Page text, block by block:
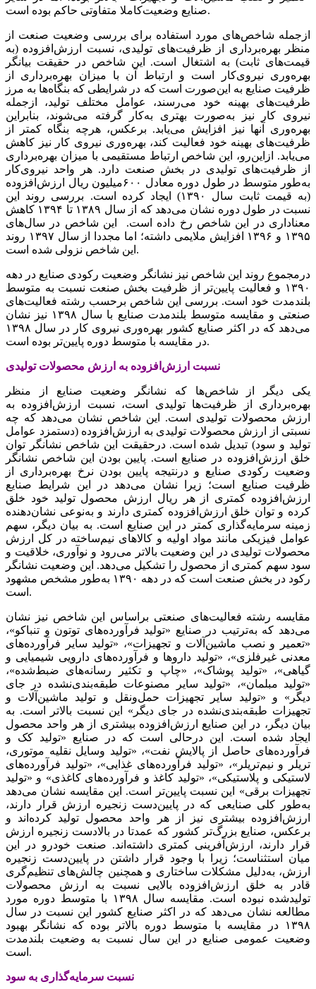
صنایع‌‌‌ وضعیت‌‌‌کاملا متفاوتی‌‌‌ حاکم‌‌‌ بوده است‌‌‌.
ازجمله‌‌‌ شاخص‌‌‌های‌‌‌ مورد استفاده برای‌‌‌ بررسی‌‌‌ وضعیت‌‌‌ صنعت‌‌‌ از
منظر بهره‌برداری‌‌‌ از ظرفیت‌‌‌های‌‌‌ تولیدی‌‌‌، نسبت‌‌‌ ارزش‌افزوده (به‌‌‌
قیمت‌های‌‌‌ ثابت‌‌‌) به‌‌‌ اشتغال است‌‌‌. این‌‌‌ شاخص‌‌‌ در حقیقت‌‌‌ بیانگر
بهره‌وری‌‌‌ نیروی‌‌‌کار است‌‌‌ و ارتباط آن با میزان بهره‌برداری‌‌‌ از
ظرفیت‌‌‌ صنایع‌‌‌ به‌‌‌ این‌‌‌صورت است‌‌‌ که‌‌‌ در شرایطی‌‌‌ که‌‌‌ بنگاه‌ها به‌‌‌ مرز
ظرفیت‌‌‌های‌‌‌ بهینه‌‌‌ خود می‌‌‌رسند، عوامل‌‌‌ مختلف‌‌‌ تولید، ازجمله‌‌‌
نیروی‌‌‌ کار نیز به‌‌‌صورت بهتری‌‌‌ به‌‌‌کار گرفته‌‌‌ می‌‌‌شوند، بنابراین‌‌‌
بهره‌وری‌‌‌ آنها نیز افزایش‌‌‌ می‌‌‌یابد. برعکس‌‌‌، هرچه‌‌‌ بنگاه کمتر از
ظرفیت‌‌‌های‌‌‌ بهینه‌‌‌ خود فعالیت‌‌‌ کند، بهره‌وری‌‌‌ نیروی‌‌‌ کار نیز کاهش‌‌‌
می‌‌‌یابد. ازاین‌‌‌رو، این‌‌‌ شاخص‌‌‌ ارتباط مستقیمی‌‌‌ با میزان بهره‌‌‌برداری‌‌‌
از ظرفیت‌‌‌های‌‌‌ تولیدی‌‌‌ در بخش‌‌‌ صنعت‌‌‌ دارد. هر واحد نیروی‌‌‌کار
به‌‌‌طور متوسط‌‌‌ در طول دوره معادل ۶٠٠میلیون ریال ارزش‌افزوده
(به‌‌‌ قیمت‌‌‌ ثابت‌‌‌ سال ١٣٩٠) ایجاد کرده است‌‌‌. بررسی‌‌‌ روند این‌‌‌
نسبت‌‌‌ در طول دوره نشان می‌دهد که‌‌‌ از سال ١٣٨٩ تا ١٣٩۴ کاهش‌‌‌
معناداری‌‌‌ در این‌‌‌ شاخص‌‌‌ رخ داده است‌‌‌. این‌‌‌ شاخص‌‌‌ در سال‌های‌‌‌
١٣٩۵ و ١٣٩۶ افزایش‌‌‌ ملایمی‌‌‌ داشته؛ اما مجددا از سال ١٣٩٧ روند
این‌‌‌ شاخص‌‌‌ نزولی‌‌‌ شده است‌‌‌.
درمجموع روند این‌‌‌ شاخص‌‌‌ نیز نشانگر وضعیت‌‌‌ رکودی‌‌‌ صنایع‌‌‌ در دهه‌‌‌
١٣٩٠ و فعالیت‌‌‌ پایین‌‌‌تر از ظرفیت‌‌‌ بخش‌‌‌ صنعت‌‌‌ نسبت‌‌‌ به‌‌‌ متوسط‌‌‌
بلندمدت خود است‌‌‌. بررسی‌‌‌ این‌‌‌ شاخص‌‌‌ برحسب‌‌‌ رشته‌‌‌ فعالیت‌‌‌های‌‌‌
صنعتی‌‌‌ و مقایسه‌‌‌ متوسط‌‌‌ بلندمدت صنایع‌‌‌ با سال ١٣٩٨ نیز نشان
می‌دهد که‌‌‌ در اکثر صنایع‌‌‌ کشور بهره‌وری‌‌‌ نیروی‌‌‌ کار در سال ١٣٩٨
در مقایسه‌‌‌ با متوسط‌‌‌ دوره پایین‌‌‌تر بوده است‌‌‌.
یکی‌‌‌ دیگر از شاخص‌‌‌ها که‌‌‌ نشانگر وضعیت‌‌‌ صنایع‌‌‌ از منظر
بهره‌برداری‌‌‌ از ظرفیت‌‌‌ها تولیدی‌‌‌ است‌‌‌، نسبت‌‌‌ ارزش‌افزوده به‌‌‌
ارزش محصولات تولیدی‌‌‌ است‌. این‌‌‌ شاخص‌‌‌ نشان می‌دهد که‌‌‌ چه‌‌‌
نسبتی‌‌‌ از ارزش محصولات تولیدی‌‌‌ به‌‌‌ ارزش‌افزوده (دستمزد عوامل‌‌‌
تولید و سود) تبدیل‌‌‌ شده است‌‌‌. درحقیقت‌‌‌ این‌‌‌ شاخص‌‌‌ نشانگر توان
خلق‌‌‌ ارزش‌افزوده در صنایع‌‌‌ است‌‌‌. پایین‌‌‌ بودن این‌‌‌ شاخص‌‌‌ نشانگر
وضعیت‌‌‌ رکودی‌‌‌ صنایع‌‌‌ و درنتیجه‌‌‌ پایین‌‌‌ بودن نرخ بهره‌برداری‌‌‌ از
ظرفیت‌‌‌ صنایع‌‌‌ است؛ زیرا نشان می‌دهد در این‌‌‌ شرایط‌‌‌ صنایع‌‌‌
ارزش‌افزوده کمتری‌‌‌ از هر ریال ارزش محصول تولید خود خلق‌‌‌
کرده و توان خلق‌‌‌ ارزش‌افزوده کمتری‌‌‌ دارند و به‌‌‌نوعی‌‌‌ نشان‌دهنده
زمینه‌‌‌ سرمایه‌گذاری‌‌‌ کمتر در این‌‌‌ صنایع‌‌‌ است‌‌‌. به‌‌‌ بیان دیگر، سهم‌‌‌
عوامل‌‌‌ فیزیکی‌‌‌ مانند مواد اولیه‌‌‌ و کالاهای‌‌‌ نیم‌‌‌ساخته‌‌‌ در کل‌‌‌ ارزش
محصولات تولیدی‌‌‌ در این‌‌‌ وضعیت‌‌‌ بالاتر می‌‌‌رود و نوآوری‌‌‌، خلاقیت‌‌‌ و
سود سهم‌‌‌ کمتری‌‌‌ از محصول را تشکیل‌‌‌ می‌دهد. این‌‌‌ وضعیت‌‌‌ نشانگر
رکود در بخش‌‌‌ صنعت‌‌‌ است‌‌‌ که‌‌‌ در دهه‌‌‌ ١٣٩٠ به‌‌‌طور مشخص‌‌‌ مشهود
است‌‌‌.
مقایسه‌‌‌ رشته‌‌‌ فعالیت‌‌‌های‌‌‌ صنعتی‌‌‌ براساس این‌‌‌ شاخص‌‌‌ نیز نشان
می‌دهد که‌‌‌ به‌‌‌ترتیب‌‌‌ در صنایع‌‌‌ «تولید فرآورده‌های توتون و تنباکو»،
«تعمیر و نصب‌‌‌ ماشین‌‌‌آلات و تجهیزات»، «تولید سایر فرآورده‌های
معدنی‌‌‌ غیرفلزی‌‌‌»، «تولید داروها و فرآورده‌های دارویی‌‌‌ شیمیایی‌‌‌ و
گیاهی‌‌‌»، «تولید پوشاک»، «چاپ و تکثیر رسانه‌‌‌های‌‌‌ ضبط‌‌‌شده»،
«تولید مبلمان»، «تولید سایر مصنوعات طبقه‌‌‌بندی‌نشده در جای‌‌‌
دیگر» و «تولید سایر تجهیزات حمل‌‌‌ونقل‌‌‌ و تولید ماشین‌‌‌آلات و
تجهیزات طبقه‌‌‌بندی‌نشده در جای‌‌‌ دیگر» این‌‌‌ نسبت‌‌‌ بالاتر است‌‌‌. به‌‌‌
بیان دیگر، در این‌‌‌ صنایع‌‌‌ ارزش‌افزوده بیشتری‌‌‌ از هر واحد محصول
ایجاد شده است‌‌‌. این‌‌‌ درحالی‌‌‌ است‌‌‌ که‌‌‌ در صنایع‌‌‌ «تولید کک‌‌‌ و
فرآورده‌های‌‌‌ حاصل‌‌‌ از پالایش‌‌‌ نفت»، «تولید وسایل‌‌‌ نقلیه‌‌‌ موتوری‌‌‌،
تریلر و نیم‌‌‌تریلر»، «تولید فرآورده‌های‌‌‌ غذایی‌‌‌»، «تولید فرآورده‌های
لاستیکی‌‌‌ و پلاستیکی»، «تولید کاغذ و فرآورده‌های‌‌‌ کاغذی‌‌‌» و «تولید
تجهیزات برقی» این‌‌‌ نسبت‌‌‌ پایین‌‌‌تر است‌‌‌. این‌‌‌ مقایسه‌‌‌ نشان می‌دهد
به‌‌‌طور کلی‌‌‌ صنایعی‌‌‌ که‌‌‌ در پایین‌‌‌دست‌‌‌ زنجیره ارزش قرار دارند،
ارزش‌افزوده بیشتری‌‌‌ نیز از هر واحد محصول تولید کرده‌اند و
برعکس‌‌‌، صنایع‌‌‌ بزرگ‌تر کشور که‌‌‌ عمدتا در بالادست‌‌‌ زنجیره ارزش
قرار دارند، ارزش‌آفرینی‌‌‌ کمتری‌‌‌ داشته‌‌‌اند. صنعت‌‌‌ خودرو در این‌‌‌
میان استثناست؛‌‌ زیرا با وجود قرار داشتن‌‌‌ در پایین‌دست‌‌‌ زنجیره
ارزش، به‌‌‌دلیل‌‌‌ مشکلات ساختاری‌‌‌ و همچنین‌‌‌ چالش‌‌‌های‌‌‌ تنظیم‌‌‌گری‌‌‌
قادر به‌‌‌ خلق‌‌‌ ارزش‌افزوده بالایی‌‌‌ نسبت‌‌‌ به‌‌‌ ارزش محصولات
تولیدشده نبوده است‌‌‌. مقایسه‌‌‌ سال ١٣٩٨ با متوسط‌‌‌ دوره مورد
مطالعه‌‌‌ نشان می‌دهد که‌‌‌ در اکثر صنایع‌‌‌ کشور این‌‌‌ نسبت‌‌‌ در سال
١٣٩٨ در مقایسه‌‌‌ با متوسط‌‌‌ دوره بالاتر بوده که‌‌‌ نشانگر بهبود
وضعیت‌‌‌ عمومی‌‌‌ صنایع‌‌‌ در این‌‌‌ سال نسبت‌‌‌ به‌‌‌ وضعیت‌‌‌ بلندمدت
است.
نسبت‌‌‌ سرمایه‌گذاری‌‌‌ به‌‌‌ سود